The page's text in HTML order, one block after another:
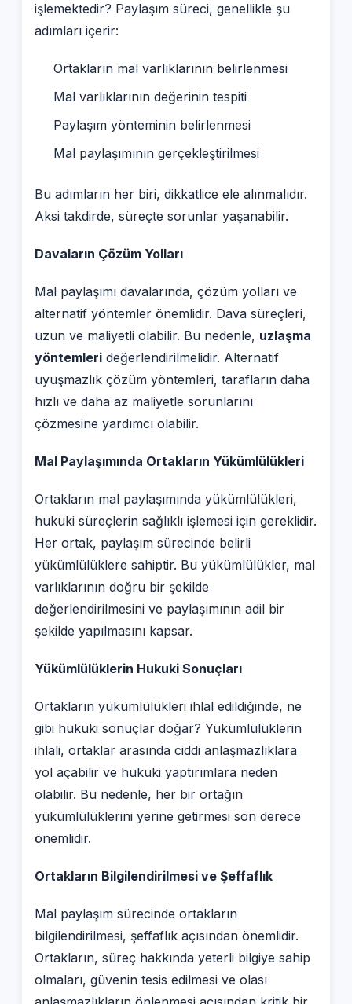
işlemektedir? Paylaşım süreci, genellikle şu
adımları içerir:
Ortakların mal varlıklarının belirlenmesi
Mal varlıklarının değerinin tespiti
Paylaşım yönteminin belirlenmesi
Mal paylaşımının gerçekleştirilmesi
Bu adımların her biri, dikkatlice ele alınmalıdır.
Aksi takdirde, süreçte sorunlar yaşanabilir.
Davaların Çözüm Yolları
Mal paylaşımı davalarında, çözüm yolları ve
alternatif yöntemler önemlidir. Dava süreçleri,
uzun ve maliyetli olabilir. Bu nedenle, uzlaşma
yöntemleri değerlendirilmelidir. Alternatif
uyuşmazlık çözüm yöntemleri, tarafların daha
hızlı ve daha az maliyetle sorunlarını
çözmesine yardımcı olabilir.
Mal Paylaşımında Ortakların Yükümlülükleri
Ortakların mal paylaşımında yükümlülükleri,
hukuki süreçlerin sağlıklı işlemesi için gereklidir.
Her ortak, paylaşım sürecinde belirli
yükümlülüklere sahiptir. Bu yükümlülükler, mal
varlıklarının doğru bir şekilde
değerlendirilmesini ve paylaşımının adil bir
şekilde yapılmasını kapsar.
Yükümlülüklerin Hukuki Sonuçları
Ortakların yükümlülükleri ihlal edildiğinde, ne
gibi hukuki sonuçlar doğar? Yükümlülüklerin
ihlali, ortaklar arasında ciddi anlaşmazlıklara
yol açabilir ve hukuki yaptırımlara neden
olabilir. Bu nedenle, her bir ortağın
yükümlülüklerini yerine getirmesi son derece
önemlidir.
Ortakların Bilgilendirilmesi ve Şeffaflık
Mal paylaşım sürecinde ortakların
bilgilendirilmesi, şeffaflık açısından önemlidir.
Ortakların, süreç hakkında yeterli bilgiye sahip
olmaları, güvenin tesis edilmesi ve olası